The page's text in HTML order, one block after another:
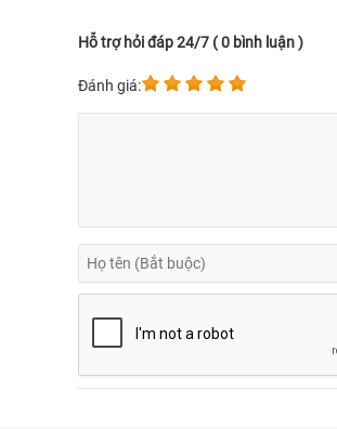
Hỗ trợ hỏi đáp 24/7 ( 0 bình luận )
Đánh giá: